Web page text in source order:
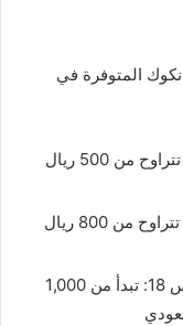
المتوفرة في
إطارات Ventus S1 EVO 2 قياس 15: تتراوح من 500 ريال
إطارات Ventus S1 EVO 3 قياس 17: تتراوح من 800 ريال
تكلفة إطارات Ventus S1 EVO 3 قياس 18: تبدأ من 1,000